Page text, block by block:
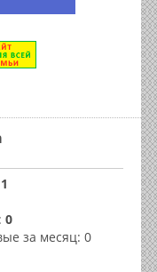
1
0
за месяц: 0